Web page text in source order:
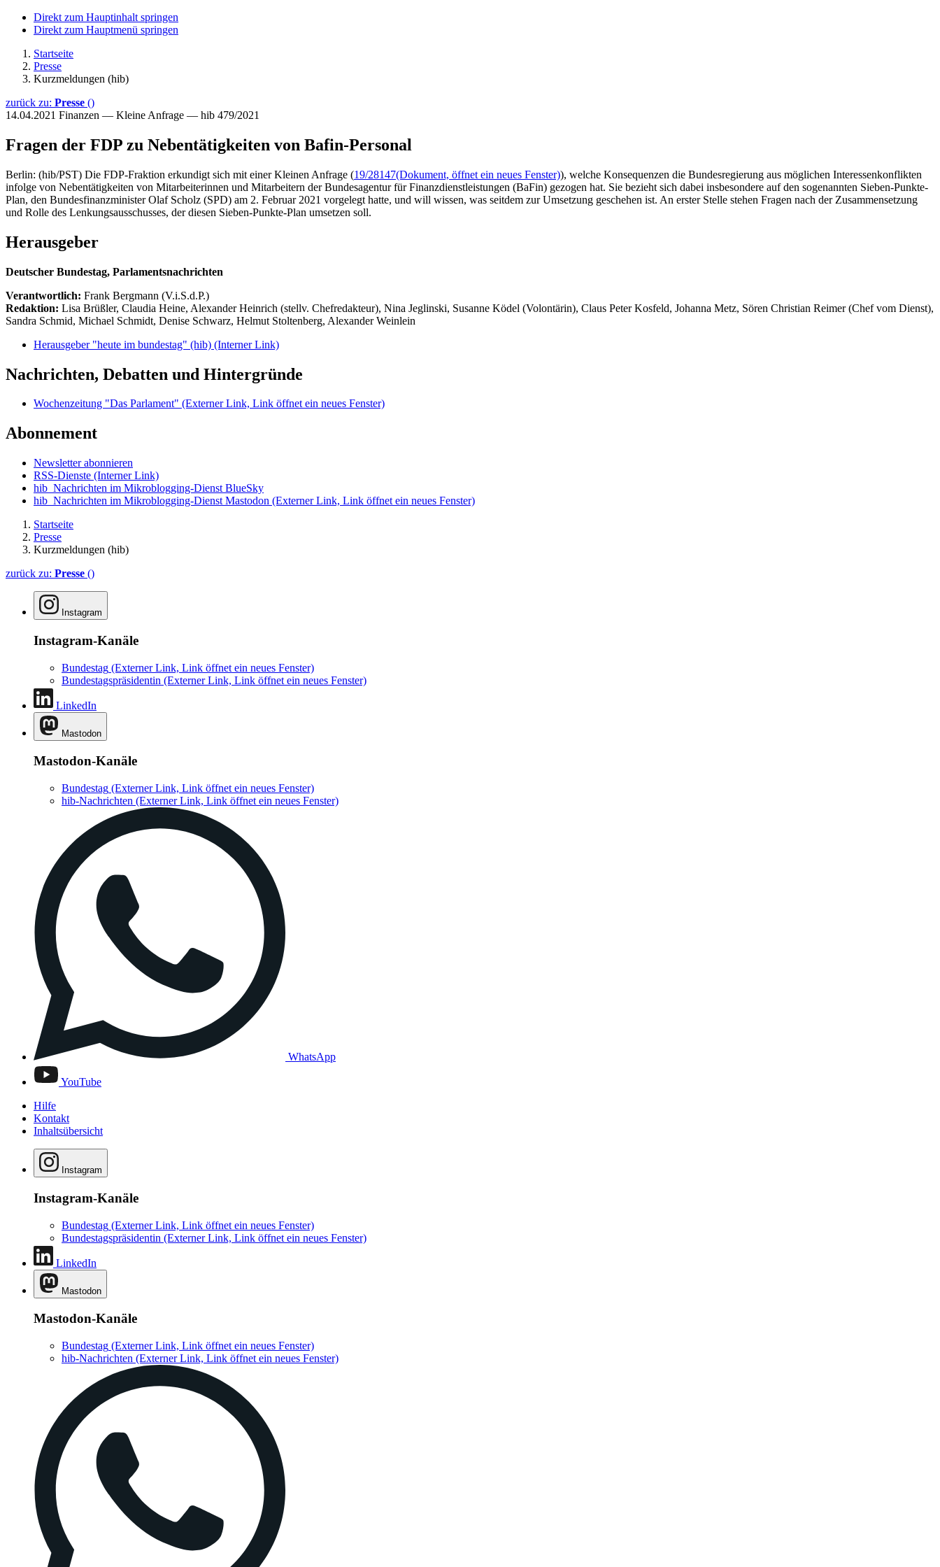
Direkt zum Hauptinhalt springen
Direkt zum Hauptmenü springen
Startseite
Presse
Kurzmeldungen (hib)
zurück zu: Presse ()
14.04.2021 Finanzen — Kleine Anfrage — hib 479/2021
Fragen der FDP zu Nebentätigkeiten von Bafin-Personal
Berlin: (hib/PST) Die FDP-Fraktion erkundigt sich mit einer Kleinen Anfrage (19/28147(Dokument, öffnet ein neues Fenster)), welche Konsequenzen die Bundesregierung aus möglichen Interessenkonflikten
infolge von Nebentätigkeiten von Mitarbeiterinnen und Mitarbeitern der Bundesagentur für Finanzdienstleistungen (BaFin) gezogen hat. Sie bezieht sich dabei insbesondere auf den sogenannten Sieben-Punkte-
Plan, den Bundesfinanzminister Olaf Scholz (SPD) am 2. Februar 2021 vorgelegt hatte, und will wissen, was seitdem zur Umsetzung geschehen ist. An erster Stelle stehen Fragen nach der Zusammensetzung
und Rolle des Lenkungsausschusses, der diesen Sieben-Punkte-Plan umsetzen soll.
Herausgeber
Deutscher Bundestag, Parlamentsnachrichten
Verantwortlich: Frank Bergmann (V.i.S.d.P.)
Redaktion: Lisa Brüßler, Claudia Heine, Alexander Heinrich (stellv. Chefredakteur), Nina Jeglinski, Susanne Ködel (Volontärin), Claus Peter Kosfeld, Johanna Metz, Sören Christian Reimer (Chef vom Dienst),
Sandra Schmid, Michael Schmidt, Denise Schwarz, Helmut Stoltenberg, Alexander Weinlein
Herausgeber "heute im bundestag" (hib) (Interner Link)
Nachrichten, Debatten und Hintergründe
Wochenzeitung "Das Parlament" (Externer Link, Link öffnet ein neues Fenster)
Abonnement
Newsletter abonnieren
RSS-Dienste (Interner Link)
hib_Nachrichten im Mikroblogging-Dienst BlueSky
hib_Nachrichten im Mikroblogging-Dienst Mastodon (Externer Link, Link öffnet ein neues Fenster)
Startseite
Presse
Kurzmeldungen (hib)
zurück zu: Presse ()
Instagram
Instagram-Kanäle
Bundestag (Externer Link, Link öffnet ein neues Fenster)
Bundestagspräsidentin (Externer Link, Link öffnet ein neues Fenster)
LinkedIn
Mastodon
Mastodon-Kanäle
Bundestag (Externer Link, Link öffnet ein neues Fenster)
hib-Nachrichten (Externer Link, Link öffnet ein neues Fenster)
WhatsApp
YouTube
Hilfe
Kontakt
Inhaltsübersicht
Instagram
Instagram-Kanäle
Bundestag (Externer Link, Link öffnet ein neues Fenster)
Bundestagspräsidentin (Externer Link, Link öffnet ein neues Fenster)
LinkedIn
Mastodon
Mastodon-Kanäle
Bundestag (Externer Link, Link öffnet ein neues Fenster)
hib-Nachrichten (Externer Link, Link öffnet ein neues Fenster)